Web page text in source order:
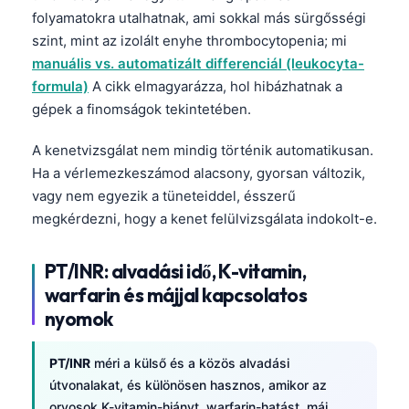
folyamatokra utalhatnak, ami sokkal más sürgősségi
szint, mint az izolált enyhe thrombocytopenia; mi
manuális vs. automatizált differenciál (leukocyta-
formula) A cikk elmagyarázza, hol hibázhatnak a
gépek a finomságok tekintetében.
A kenetvizsgálat nem mindig történik automatikusan.
Ha a vérlemezkeszámod alacsony, gyorsan változik,
vagy nem egyezik a tüneteiddel, ésszerű
megkérdezni, hogy a kenet felülvizsgálata indokolt-e.
PT/INR: alvadási idő, K-vitamin,
warfarin és májjal kapcsolatos
nyomok
PT/INR méri a külső és a közös alvadási
útvonalakat, és különösen hasznos, amikor az
Ślōnskŏ gŏdka
Norsk bokmål